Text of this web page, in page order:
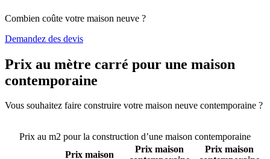
Combien coûte votre maison neuve ?
Demandez des devis
Prix au mètre carré pour une maison
contemporaine
Vous souhaitez faire construire votre maison neuve contemporaine ?
Prix au m2 pour la construction d’une maison contemporaine
Prix maison
Prix maison
Prix maison